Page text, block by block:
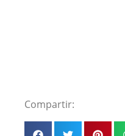
Compartir: